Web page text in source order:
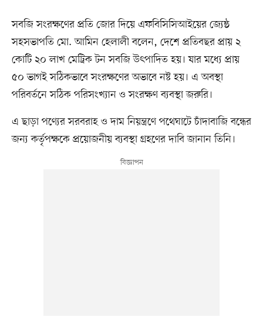
সবজি সংরক্ষণের প্রতি জোর দিয়ে এফবিসিসিআইয়ের জ্যেষ্ঠ
সহসভাপতি মো. আমিন হেলালী বলেন, দেশে প্রতিবছর প্রায় ২
কোটি ২০ লাখ মেট্রিক টন সবজি উৎপাদিত হয়। যার মধ্যে প্রায়
৫০ ভাগই সঠিকভাবে সংরক্ষণের অভাবে নষ্ট হয়। এ অবস্থা
পরিবর্তনে সঠিক পরিসংখ্যান ও সংরক্ষণ ব্যবস্থা জরুরি।
এ ছাড়া পণ্যের সরবরাহ ও দাম নিয়ন্ত্রণে পথেঘাটে চাঁদাবাজি বন্ধের
জন্য কর্তৃপক্ষকে প্রয়োজনীয় ব্যবস্থা গ্রহণের দাবি জানান তিনি।